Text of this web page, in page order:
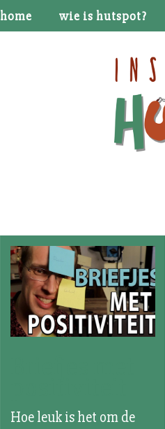
home wie is hutspot?
Hoe leuk is het om de